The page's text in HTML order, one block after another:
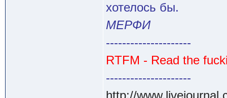
хотелось бы.
МЕРФИ
---------------------
RTFM - Read the
---------------------
http://